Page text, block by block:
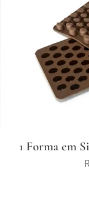
1 Forma em